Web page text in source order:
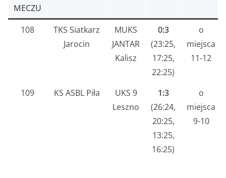
MECZU
108
TKS Siatkarz
Jarocin
MUKS
JANTAR
Kalisz
0:3
(23:25,
17:25,
22:25)
o
miejsca
11-12
109 KS ASBL Piła
UKS 9
Leszno
1:3
(26:24,
20:25,
13:25,
16:25)
o
miejsca
9-10